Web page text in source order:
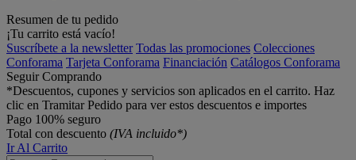
Resumen de tu pedido
¡Tu carrito está vacío!
Suscríbete a la newsletter Todas las promociones Colecciones
Conforama Tarjeta Conforama Financiación Catálogos Conforama
Seguir Comprando
*Descuentos, cupones y servicios son aplicados en el carrito. Haz
clic en Tramitar Pedido para ver estos descuentos e importes
Pago 100% seguro
Total con descuento (IVA incluido*)
Ir Al Carrito